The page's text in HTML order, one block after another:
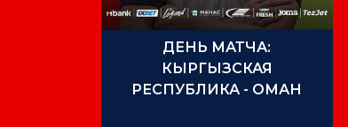
ДЕНЬ МАТЧА:
КЫРГЫЗСКАЯ
РЕСПУБЛИКА - ОМАН